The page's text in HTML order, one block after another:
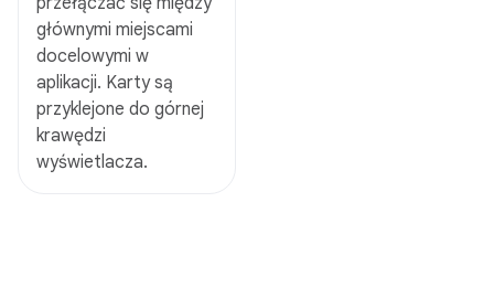
głównymi miejscami
docelowymi w
aplikacji. Karty są
przyklejone do górnej
krawędzi
wyświetlacza.